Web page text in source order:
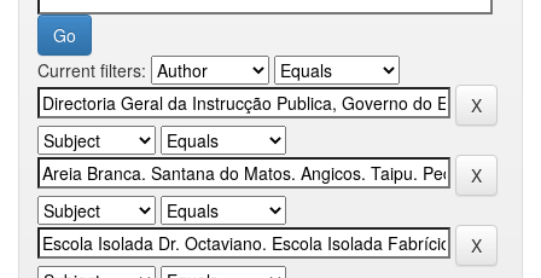
Current filters: